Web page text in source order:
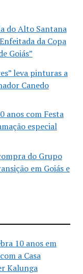
do Alto Santana
da Copa
Goiás”
leva pinturas a
Canedo
anos com Festa
especial
do Grupo
em Goiás e
10 anos em
a Casa
Kalunga